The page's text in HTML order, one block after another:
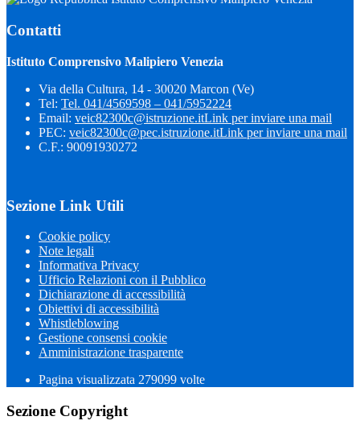
Contatti
Istituto Comprensivo Malipiero Venezia
Via della Cultura, 14 - 30020 Marcon (Ve)
Tel: Tel. 041/4569598 – 041/5952224
Email: veic82300c@istruzione.itLink per inviare una mail
PEC: veic82300c@pec.istruzione.itLink per inviare una mail
C.F.: 90091930272
Sezione Link Utili
Cookie policy
Note legali
Informativa Privacy
Ufficio Relazioni con il Pubblico
Dichiarazione di accessibilità
Obiettivi di accessibilità
Whistleblowing
Gestione consensi cookie
Amministrazione trasparente
Pagina visualizzata 279099 volte
Sezione Copyright